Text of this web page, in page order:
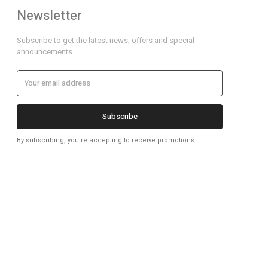
Newsletter
Subscribe to get the latest news, offers and special
announcements.
Subscribe
By subscribing, you're accepting to receive promotions.